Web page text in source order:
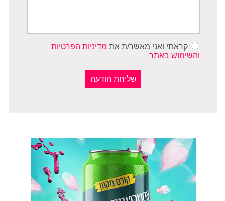
קראתי ואני מאשר/ת את מדיניות הפרטיות
והשימוש באתר